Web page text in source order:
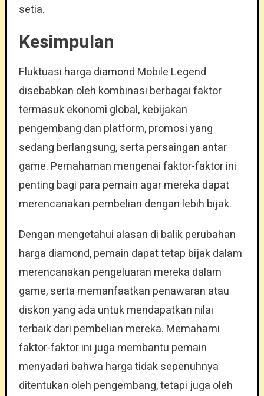
setia.
Kesimpulan
Fluktuasi harga diamond Mobile Legend
disebabkan oleh kombinasi berbagai faktor
termasuk ekonomi global, kebijakan
pengembang dan platform, promosi yang
sedang berlangsung, serta persaingan antar
game. Pemahaman mengenai faktor-faktor ini
penting bagi para pemain agar mereka dapat
merencanakan pembelian dengan lebih bijak.
Dengan mengetahui alasan di balik perubahan
harga diamond, pemain dapat tetap bijak dalam
merencanakan pengeluaran mereka dalam
game, serta memanfaatkan penawaran atau
diskon yang ada untuk mendapatkan nilai
terbaik dari pembelian mereka. Memahami
faktor-faktor ini juga membantu pemain
menyadari bahwa harga tidak sepenuhnya
ditentukan oleh pengembang, tetapi juga oleh